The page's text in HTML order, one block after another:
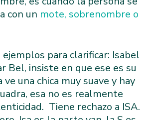
con un mote, sobrenombre o
para clarificar: Isabel
Bel, insiste en que ese es su
ve una chica muy suave y hay
esa no es realmente
Tiene rechazo a ISA.